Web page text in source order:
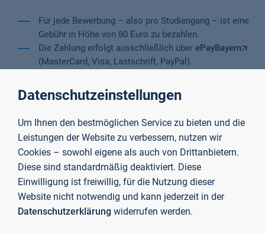
Für jede Bewerbung – also pro Studiengang – ist eine
Gebühr in Höhe von 80 Euro zu bezahlen.
Die Zahlung erfolgt ausschließlich über ePayBayern
(MasterCard, Visa, Lastschrift, PayPal).
im Anschluss an die Zahlung über ePayBayern abrufen
können, laden Siebis zum Ende der
Ihre Online-Bewerbung wird bearbeitet, sobald der
Zahlbeleg hochgeladen wurde und die Gebühr
eingegangen ist.
Zur e-payBayern Plattform
Datenschutzeinstellungen
Um Ihnen den bestmöglichen Service zu bieten und die
Leistungen der Website zu verbessern, nutzen wir
Cookies – sowohl eigene als auch von Drittanbietern.
Diese sind standardmäßig deaktiviert. Diese
Einwilligung ist freiwillig, für die Nutzung dieser
Website nicht notwendig und kann jederzeit in der
Datenschutzerklärung widerrufen werden.